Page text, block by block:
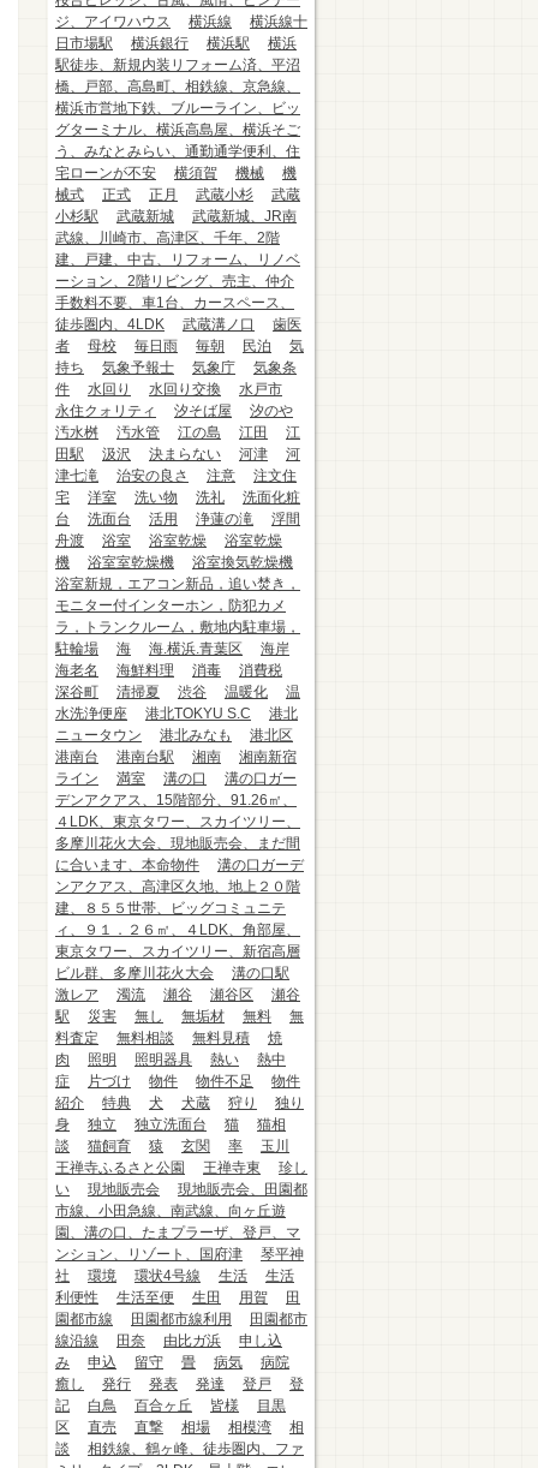
ジ、アイワハウス
横浜線
横浜線十
日市場駅
横浜銀行 横浜駅
横浜
駅徒歩、新規内装リフォーム済、平沼
橋、戸部、高島町、相鉄線、京急線、
横浜市営地下鉄、ブルーライン、ビッ
グターミナル、横浜高島屋、横浜そご
う、みなとみらい、通勤通学便利、住
宅ローンが不安
横須賀 機械
機
械式
正式 正月 武蔵小杉
武蔵
小杉駅
武蔵新城
武蔵新城、JR南
武線、川崎市、高津区、千年、2階
建、戸建、中古、リフォーム、リノベ
ーション、2階リビング、売主、仲介
手数料不要、車1台、カースペース、
徒歩圏内、4LDK
武蔵溝ノ口
歯医
者
母校 毎日雨 毎朝 民泊
気
持ち
気象予報士 気象庁
気象条
件
水回り 水回り交換
水戸市
永住クォリティ
汐そば屋
汐のや
汚水桝
汚水管 江の島 江田
江
田駅
汲沢 決まらない 河津
河
津七滝
治安の良さ 注意
注文住
宅
洋室 洗い物 洗礼
洗面化粧
台
洗面台 活用 浄蓮の滝
浮間
舟渡
浴室 浴室乾燥
浴室乾燥
機
浴室室乾燥機
浴室換気乾燥機
浴室新規，エアコン新品，追い焚き，
モニター付インターホン，防犯カメ
ラ，トランクルーム，敷地内駐車場，
駐輪場
海 海.横浜.青葉区
海岸
海老名
海鮮料理 消毒
消費税
深谷町
清掃夏 渋谷 温暖化
温
水洗浄便座
港北TOKYU S.C
港北
ニュータウン
港北みなも
港北区
港南台
港南台駅 湘南
湘南新宿
ライン
満室 溝の口
溝の口ガー
デンアクアス、15階部分、91.26㎡、
４LDK、東京タワー、スカイツリー、
多摩川花火大会、現地販売会、まだ間
に合います、本命物件
溝の口ガーデ
ンアクアス、高津区久地、地上２０階
建、８５５世帯、ビッグコミュニテ
ィ、９１．２６㎡、４LDK、角部屋、
東京タワー、スカイツリー、新宿高層
ビル群、多摩川花火大会
溝の口駅
激レア
濁流 瀬谷 瀬谷区
瀬谷
駅
災害 無し 無垢材 無料
無
料査定
無料相談 無料見積
焼
肉
照明 照明器具 熱い
熱中
症
片づけ 物件 物件不足
物件
紹介
特典 犬 犬蔵 狩り
独り
身
独立 独立洗面台 猫
猫相
談
猫飼育 猿 玄関 率
玉川
王禅寺ふるさと公園
王禅寺東
珍し
い
現地販売会
現地販売会、田園都
市線、小田急線、南武線、向ヶ丘遊
園、溝の口、たまプラーザ、登戸、マ
ンション、リゾート、国府津
琴平神
社
環境 環状4号線 生活
生活
利便性
生活至便 生田 用賀
田
園都市線
田園都市線利用
田園都市
線沿線
田奈 由比ガ浜
申し込
み
申込 留守 畳 病気
病院
癒し
発行 発表 発達 登戸
登
記
白鳥 百合ヶ丘 皆様
目黒
区
直売 直撃 相場 相模湾
相
談
相鉄線、鶴ヶ峰、徒歩圏内、ファ